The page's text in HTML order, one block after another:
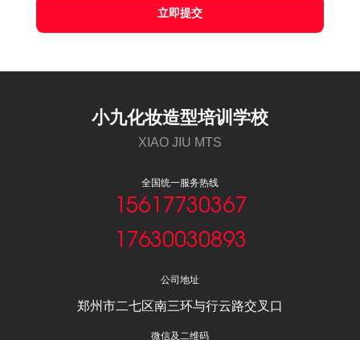
立即提交
小九化妆造型培训学校
XIAO JIU MTS
全国统一服务热线
15617730367
17630030893
公司地址
郑州市二七区南三环与行云路交叉口
微信及二维码